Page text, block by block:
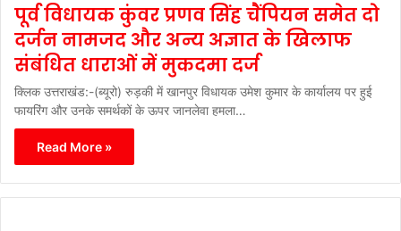
पूर्व विधायक कुंवर प्रणव सिंह चैंपियन समेत दो
दर्जन नामजद और अन्य अज्ञात के खिलाफ
संबंधित धाराओं में मुकदमा दर्ज
क्लिक उत्तराखंड:-(ब्यूरो) रुड़की में खानपुर विधायक उमेश कुमार के कार्यालय पर हुई
फायरिंग और उनके समर्थकों के ऊपर जानलेवा हमला…
Read More »